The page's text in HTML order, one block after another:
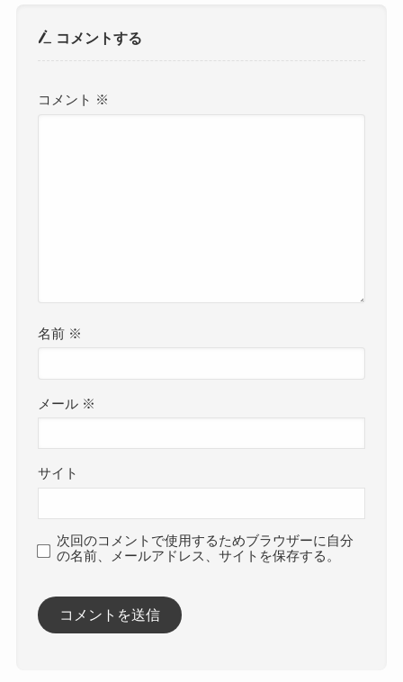
コメントする
コメント ※
名前 ※
メール ※
サイト
次回のコメントで使用するためブラウザーに自分
の名前、メールアドレス、サイトを保存する。